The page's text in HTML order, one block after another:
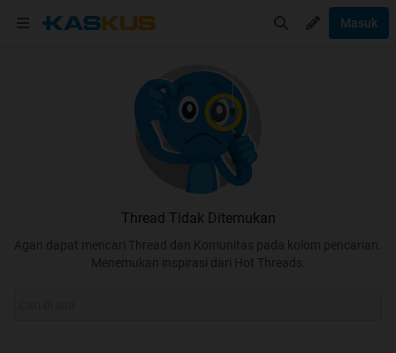
Masuk
Thread Tidak Ditemukan
Agan dapat mencari Thread dan Komunitas pada kolom pencarian.
Menemukan inspirasi dari Hot Threads.